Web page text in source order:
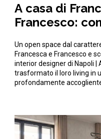
A casa di
Francesco:
di tendenza
Un open space dal
Francesca e Francesco e
interior designer di Napoli |
trasformato il loro living in
profondamente